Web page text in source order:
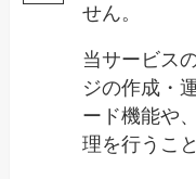
せん。
当サービス
ジの作成・
ード機能や
理を行うこ